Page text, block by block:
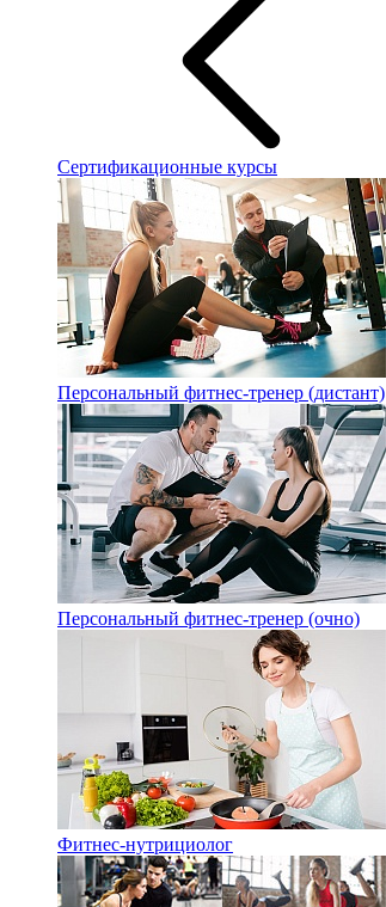
Сертификационные курсы
Персональный фитнес-тренер (дистант)
Персональный фитнес-тренер (очно)
Фитнес-нутрициолог